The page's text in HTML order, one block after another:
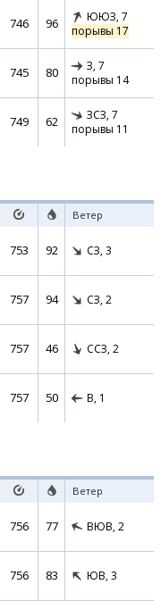
746 96 ЮЮЗ, 7
порывы 17
745 80 З, 7
порывы 14
749 62 ЗСЗ, 7
порывы 11
Ветер
753 92 СЗ, 3
757 94 СЗ, 2
757 46 ССЗ, 2
757 50 В, 1
Ветер
756 77 ВЮВ, 2
756 83 ЮВ, 3